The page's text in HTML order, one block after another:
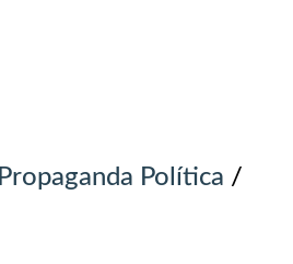
Propaganda Política /